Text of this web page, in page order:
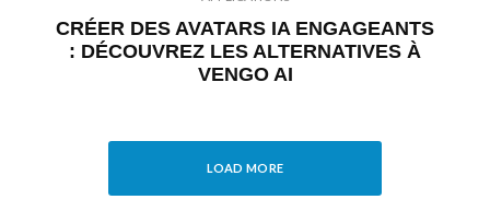
CRÉER DES AVATARS IA ENGAGEANTS
: DÉCOUVREZ LES ALTERNATIVES À
VENGO AI
LOAD MORE